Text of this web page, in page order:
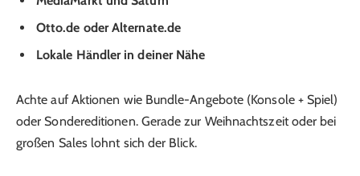
Otto.de oder Alternate.de
Lokale Händler in deiner Nähe
Achte auf Aktionen wie Bundle-Angebote (Konsole + Spiel)
oder Sondereditionen. Gerade zur Weihnachtszeit oder bei
großen Sales lohnt sich der Blick.